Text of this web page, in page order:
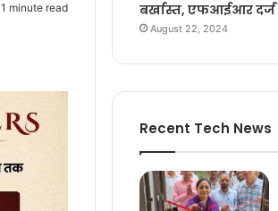
1 minute read
बर्खास्त, एफआईआर दर्ज
August 22, 2024
Recent Tech News